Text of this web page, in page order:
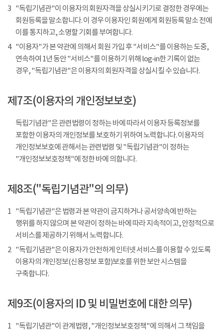
3 "독립기념관"이 이용자의 회원자격을 상실시키기로 결정한 경우에는
회원등록을 말소합니다. 이 경우 이용자인 회원에게 회원등록 말소 전에
이를 통지하고, 소명할 기회를 부여합니다.
4
"이용자"가 본 약관에 의해서 회원 가입 후 "서비스"를 이용하는 도중,
연속하여 1년 동안 "서비스"를 이용하기 위해 log-in한 기록이 없는
경우, "독립기념관"은 이용자의 회원자격을 상실시킬 수 있습니다.
제7조(이용자의 개인정보보호)
독립기념관"은 관련법령이 정하는 바에 따라서 이용자 등록정보를
포함한 이용자의 개인정보를 보호하기 위하여 노력합니다. 이용자의
개인정보보호에 관해서는 관련법령 및 "독립기념관"이 정하는
"개인정보보호정책"에 정한 바에 의합니다.
제8조("독립기념관"의 의무)
1 "독립기념관"은 법령과 본 약관이 금지하거나 공서양속에 반하는
행위를 하지 않으며 본 약관이 정하는 바에 따라 지속적이고, 안정적으로
서비스를 제공하기 위해서 노력합니다.
2 "독립기념관"은 이용자가 안전하게 인터넷 서비스를 이용할 수 있도록
이용자의 개인정보(신용정보 포함)보호를 위한 보안 시스템을
구축합니다.
제9조(이용자의 ID 및 비밀번호에 대한 의무)
1 "독립기념관"이 관계법령, "개인정보보호정책"에 의해서 그 책임을